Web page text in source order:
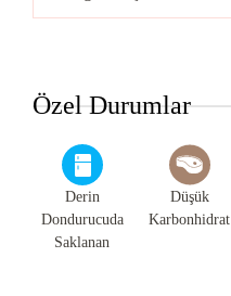
Kategorileri
Özel Durumlar
Derin
Dondurucuda
Saklanan
Düşük
Karbonhidrat